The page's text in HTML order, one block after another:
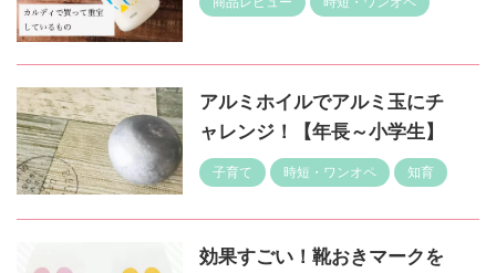
アルミホイルでアルミ玉にチ
ャレンジ！【年長～小学生】
子育て 時短・ワンオペ 知育
効果すごい！靴おきマークを